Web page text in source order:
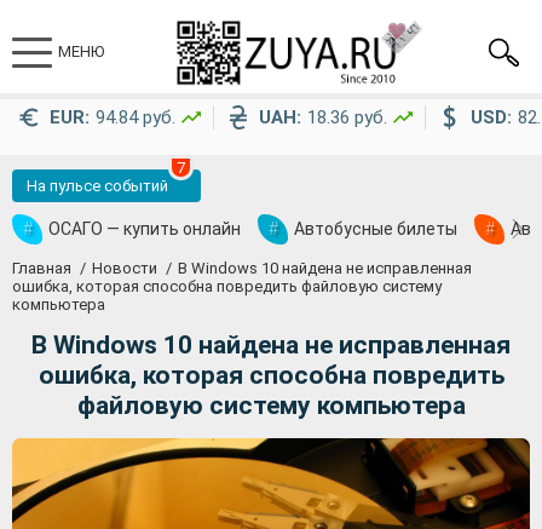
МЕНЮ
EUR: 94.84 руб. UAH: 18.36 руб. USD:
На пульсе событий
7
# ОСАГО — купить онлайн # Автобусные билеты #
Главная Новости
В Windows 10 найдена не исправленная
ошибка, которая способна повредить файловую систему
компьютера
В Windows 10 найдена не исправленная
ошибка, которая способна повредить
файловую систему компьютера